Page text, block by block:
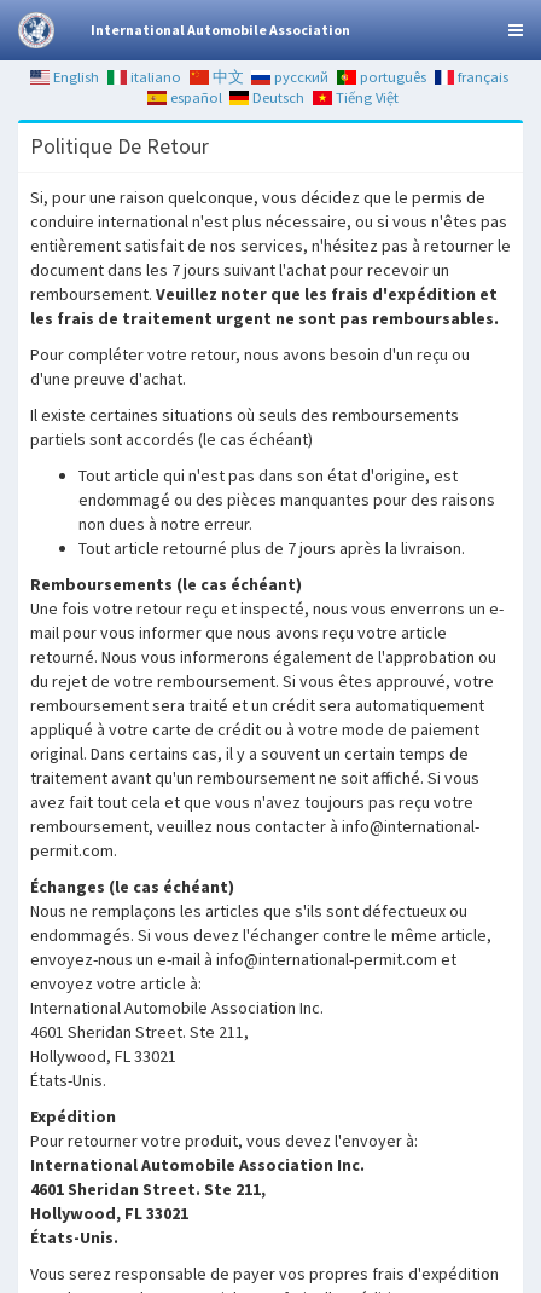
International Automobile Association
English italiano 中文 русский português
français
español
Deutsch Tiếng Việt
Politique De Retour
Si, pour une raison quelconque, vous décidez que le permis de
conduire international n'est plus nécessaire, ou si vous n'êtes pas
entièrement satisfait de nos services, n'hésitez pas à retourner le
document dans les 7 jours suivant l'achat pour recevoir un
remboursement. Veuillez noter que les frais d'expédition et
les frais de traitement urgent ne sont pas remboursables.
Pour compléter votre retour, nous avons besoin d'un reçu ou
d'une preuve d'achat.
Il existe certaines situations où seuls des remboursements
partiels sont accordés (le cas échéant)
Tout article qui n'est pas dans son état d'origine, est
endommagé ou des pièces manquantes pour des raisons
non dues à notre erreur.
Tout article retourné plus de 7 jours après la livraison.
Remboursements (le cas échéant)
Une fois votre retour reçu et inspecté, nous vous enverrons un e-
mail pour vous informer que nous avons reçu votre article
retourné. Nous vous informerons également de l'approbation ou
du rejet de votre remboursement. Si vous êtes approuvé, votre
remboursement sera traité et un crédit sera automatiquement
appliqué à votre carte de crédit ou à votre mode de paiement
original. Dans certains cas, il y a souvent un certain temps de
traitement avant qu'un remboursement ne soit affiché. Si vous
avez fait tout cela et que vous n'avez toujours pas reçu votre
remboursement, veuillez nous contacter à info@international-
permit.com.
Échanges (le cas échéant)
Nous ne remplaçons les articles que s'ils sont défectueux ou
endommagés. Si vous devez l'échanger contre le même article,
envoyez-nous un e-mail à info@international-permit.com et
envoyez votre article à:
International Automobile Association Inc.
4601 Sheridan Street. Ste 211,
Hollywood, FL 33021
États-Unis.
Expédition
Pour retourner votre produit, vous devez l'envoyer à:
International Automobile Association Inc.
4601 Sheridan Street. Ste 211,
Hollywood, FL 33021
États-Unis.
Vous serez responsable de payer vos propres frais d'expédition